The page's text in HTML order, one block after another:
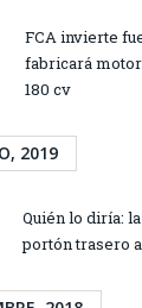
FCA invierte
fabricará
180 cv
2019
Quién lo diría:
portón trasero